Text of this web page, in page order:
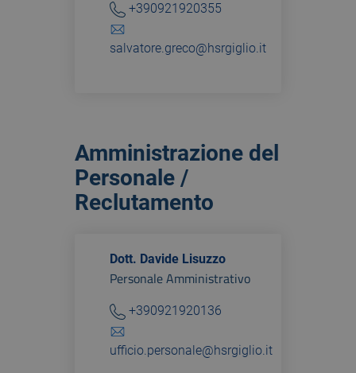
+390921920355
salvatore.greco@hsrgiglio.it
Amministrazione del
Personale /
Reclutamento
Dott. Davide Lisuzzo
Personale Amministrativo
+390921920136
ufficio.personale@hsrgiglio.it